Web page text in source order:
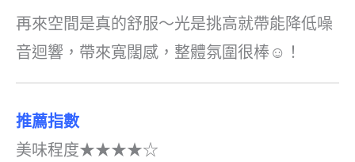
再來空間是真的舒服～光是挑高就帶能降低噪
音迴響，帶來寬闊感，整體氛圍很棒☺️！
推薦指數
美味程度★★★★☆